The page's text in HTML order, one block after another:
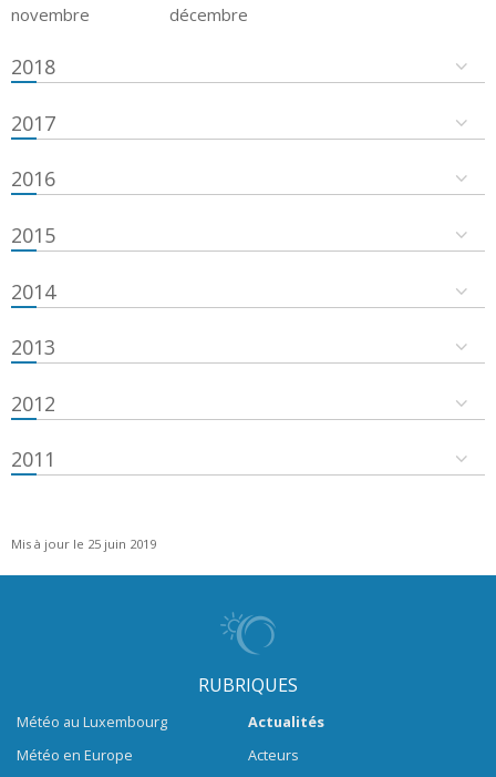
novembre
décembre
2018
2017
2016
2015
2014
2013
2012
2011
Mis à jour le 25 juin 2019
RUBRIQUES
Météo au Luxembourg
Météo en Europe
Actualités
Acteurs